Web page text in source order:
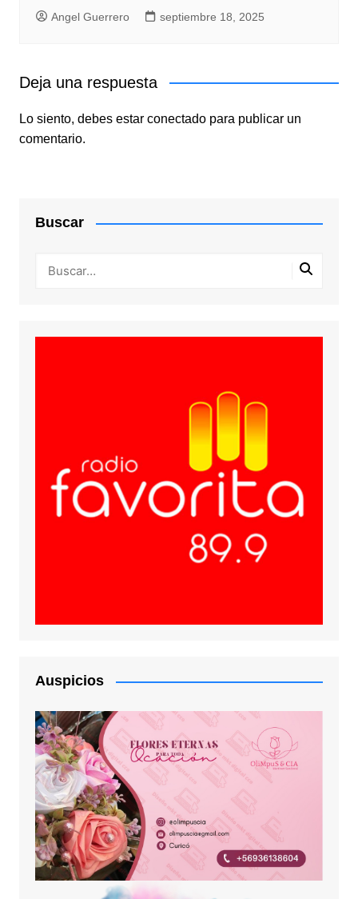
Angel Guerrero septiembre 18, 2025
Deja una respuesta
Lo siento, debes estar conectadopara publicar un
comentario.
Buscar
Auspicios